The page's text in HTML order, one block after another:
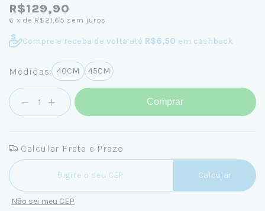
R$129,90
6 x de R$21,65 sem juros
Compre e receba de volta até R$6,50 em cashback
Medidas: 40CM 45CM
Comprar
Calcular Frete e Prazo
Entregas para o CEP:
Calcular
Não sei meu CEP